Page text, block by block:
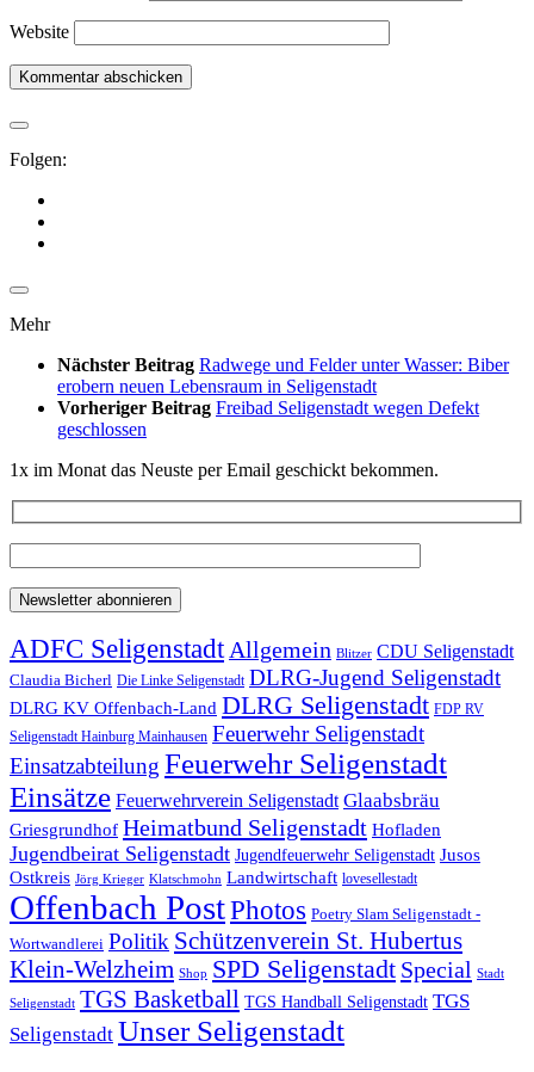
Website
Folgen:
Mehr
Nächster Beitrag Radwege und Felder unter Wasser: Biber
erobern neuen Lebensraum in Seligenstadt
Vorheriger Beitrag Freibad Seligenstadt wegen Defekt
geschlossen
1x im Monat das Neuste per Email geschickt bekommen.
ADFC SeligenstadtAllgemein Blitzer CDU Seligenstadt
Claudia Bicherl Die Linke Seligenstadt DLRG-Jugend Seligenstadt
DLRG KV Offenbach-Land DLRG Seligenstadt FDP RV
Seligenstadt Hainburg Mainhausen Feuerwehr Seligenstadt
Einsatzabteilung Feuerwehr Seligenstadt
Einsätze Feuerwehrverein Seligenstadt Glaabsbräu
Griesgrundhof Heimatbund Seligenstadt Hofladen
Jugendbeirat Seligenstadt Jugendfeuerwehr Seligenstadt Jusos
Ostkreis Jörg Krieger Klatschmohn Landwirtschaft lovesellestadt
Offenbach PostPhotos Poetry Slam Seligenstadt -
Wortwandlerei Politik Schützenverein St. Hubertus
Klein-Welzheim Shop SPD Seligenstadt Special Stadt
Seligenstadt TGS Basketball TGS Handball Seligenstadt TGS
Seligenstadt Unser Seligenstadt